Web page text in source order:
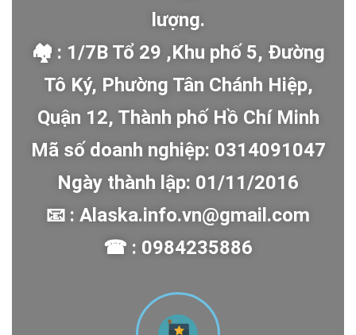
lượng.
🏘 : 1/7B Tổ 29 ,Khu phố 5, Đường
Tô Ký, Phường Tân Chánh Hiệp,
Quận 12, Thành phố Hồ Chí Minh
Mã số doanh nghiệp: 0314091047
Ngày thành lập: 01/11/2016
📧 : Alaska.info.vn@gmail.com
☎ : 0984235886